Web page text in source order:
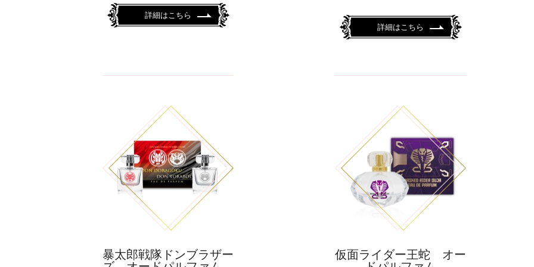
詳細はこちら
詳細はこちら
暴太郎戦隊ドンブラザー
仮面ライダー王蛇 オー